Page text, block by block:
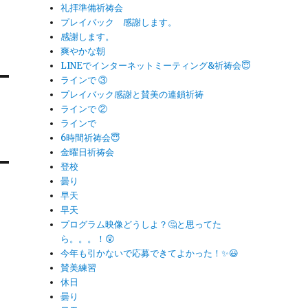
礼拝準備祈祷会
プレイバック 感謝します。
感謝します。
爽やかな朝
LINEでインターネットミーティング&祈祷会😇
ラインで ③
プレイバック感謝と賛美の連鎖祈祷
ラインで ②
ラインで
6時間祈祷会😇
金曜日祈祷会
登校
曇り
早天
早天
プログラム映像どうしよ？🤔と思ってた
ら。。。！😲
今年も引かないで応募できてよかった！✨😃
賛美練習
休日
曇り